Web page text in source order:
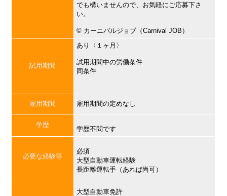
でも構いませんので、お気軽にご応募下さ
い。
©︎ カーニバルジョブ（Carnival JOB）
試用期間
あり〈１ヶ月〉
試用期間中の労働条件
同条件
雇用期間 雇用期間の定めなし
学歴
学歴不問です
必要な経験等
必須
大型自動車運転経験
長距離運転手（あれば尚可）
大型自動車免許